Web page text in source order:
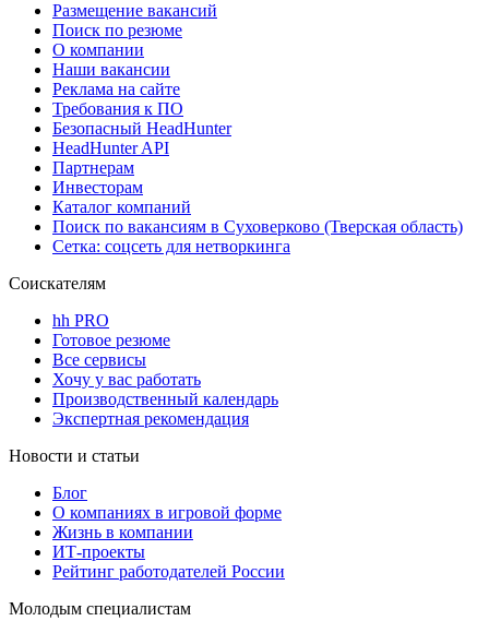
Размещение вакансий
Поиск по резюме
О компании
Наши вакансии
Реклама на сайте
Требования к ПО
Безопасный HeadHunter
HeadHunter API
Партнерам
Инвесторам
Каталог компаний
Поиск по вакансиям в Суховерково (Тверская область)
Сетка: соцсеть для нетворкинга
Соискателям
hh PRO
Готовое резюме
Все сервисы
Хочу у вас работать
Производственный календарь
Экспертная рекомендация
Новости и статьи
Блог
О компаниях в игровой форме
Жизнь в компании
ИТ-проекты
Рейтинг работодателей России
Молодым специалистам